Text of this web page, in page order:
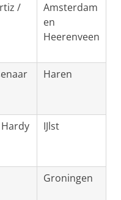
/
Amsterdam
en
Heerenveen
Haren
IJlst
Groningen